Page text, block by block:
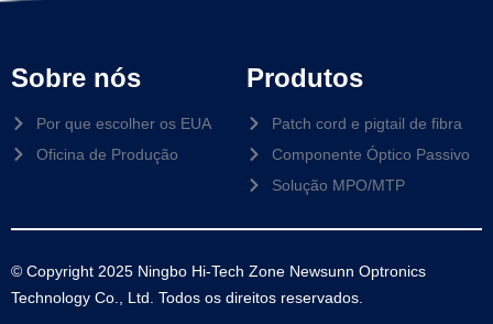
Sobre nós
Por que escolher os EUA
Oficina de Produção
Produtos
Patch cord e pigtail de fibra
Componente Óptico Passivo
Solução MPO/MTP
© Copyright 2025 Ningbo Hi-Tech Zone Newsunn Optronics
Technology Co., Ltd. Todos os direitos reservados.